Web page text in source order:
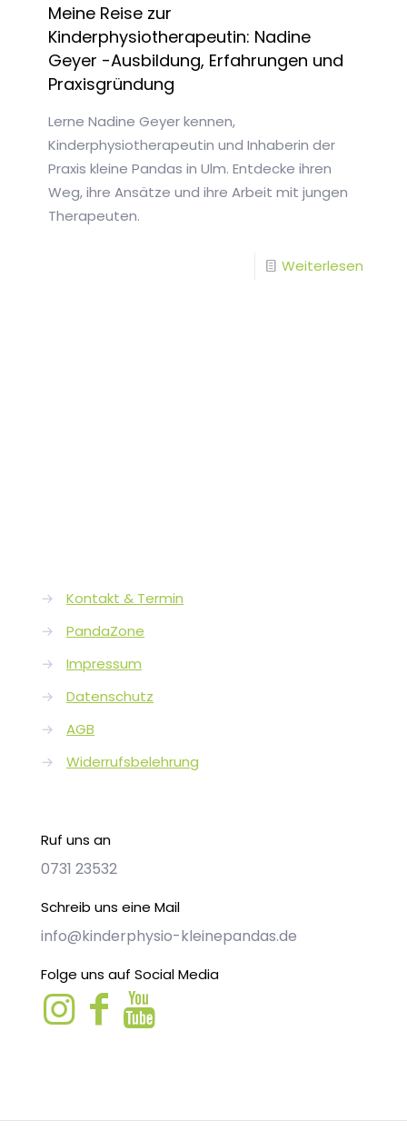
Meine Reise zur
Kinderphysiotherapeutin: Nadine
Geyer -Ausbildung, Erfahrungen und
Praxisgründung
Lerne Nadine Geyer kennen,
Kinderphysiotherapeutin und Inhaberin der
Praxis kleine Pandas in Ulm. Entdecke ihren
Weg, ihre Ansätze und ihre Arbeit mit jungen
Therapeuten.
Weiterlesen
→
Kontakt & Termin
→
PandaZone
→
Impressum
→
Datenschutz
→
AGB
→
Widerrufsbelehrung
Ruf uns an
0731 23532
Schreib uns eine Mail
info@kinderphysio-kleinepandas.de
Folge uns auf Social Media